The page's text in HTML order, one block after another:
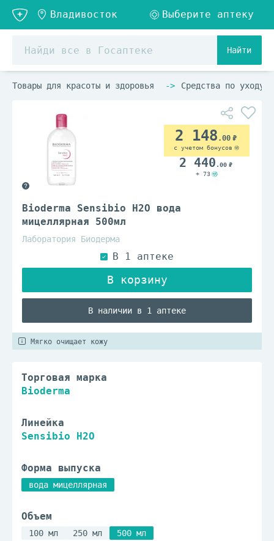
Найти
Товары для красоты и здоровья Средства по уходу
Bioderma Sensibio H2O вода
мицеллярная 500мл
Лаборатория Биодерма
В наличии в 1 аптеке
2 148 .00
с учетом бонусов
2 440 .00
+ 73
Мягко очищает кожу
Торговая марка
Bioderma
Линейка
Sensibio H2O
Форма выпуска
вода мицеллярная
Объем
100 мл 250 мл 500 мл